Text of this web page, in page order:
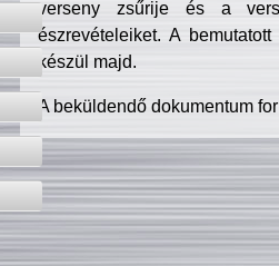
verseny zsűrije és a
észrevételeiket. A
készül majd.
A beküldendő dokumentum